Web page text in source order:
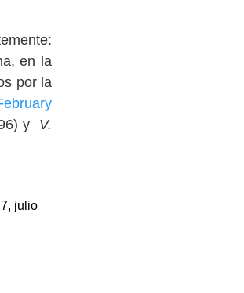
en la
por la
y V.
julio